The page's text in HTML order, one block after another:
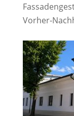
Vorher-